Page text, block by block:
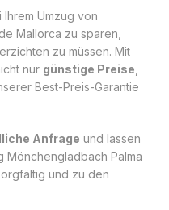
Umzug von
Mallorca zu sparen,
zu müssen. Mit
nur günstige Preise
Best-Preis-Garantie
Anfrage und lassen
Mönchengladbach Palma
und zu den